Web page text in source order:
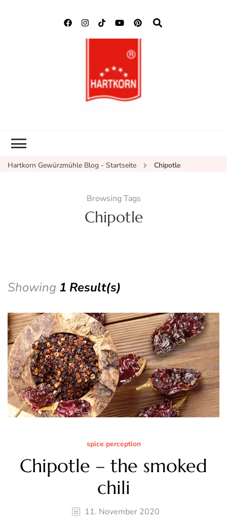
Hartkorn Gewürzmühle Blog - Startseite Chipotle
Browsing Tags
Chipotle
Showing 1 Result(s)
spice perception
Chipotle – the smoked
chili
11. November 2020